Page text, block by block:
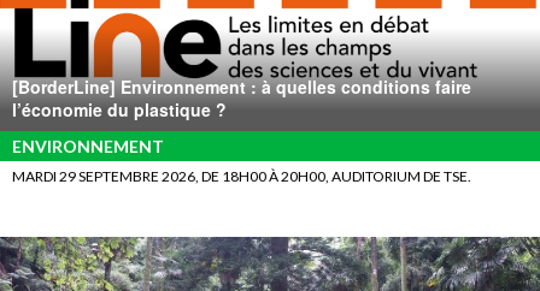
[BorderLine] Environnement : à quelles conditions faire
l’économie du plastique ?
ENVIRONNEMENT
MARDI 29 SEPTEMBRE 2026, DE 18H00 À 20H00, AUDITORIUM DE TSE.